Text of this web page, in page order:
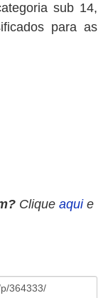
sub 14,
para as
Clique aqui e